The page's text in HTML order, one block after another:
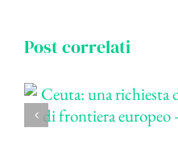
Post correlati